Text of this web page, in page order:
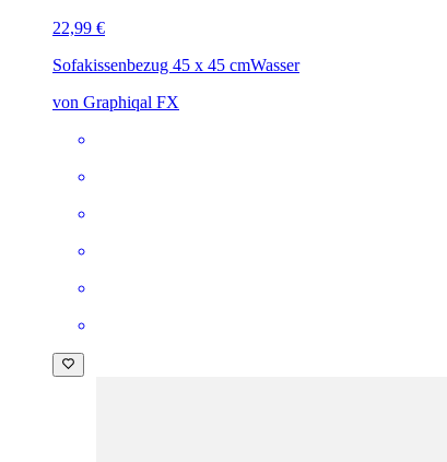
22,99 €
Sofakissenbezug 45 x 45 cmWasser
von Graphiqal FX